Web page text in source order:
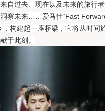
自过去、现在以及未来的旅行
察未来……爱马仕“Fast
，构建起一座桥梁，它将从时间
于此刻。